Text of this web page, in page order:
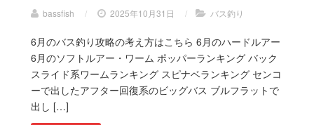
bassfish / 2025年10月31日 / バス釣り
6月のバス釣り攻略の考え方はこちら 6月のハードルアー
6月のソフトルアー・ワーム ポッパーランキング バック
スライド系ワームランキング スピナベランキング センコ
ーで出したアフター回復系のビッグバス ブルフラットで
出し […]